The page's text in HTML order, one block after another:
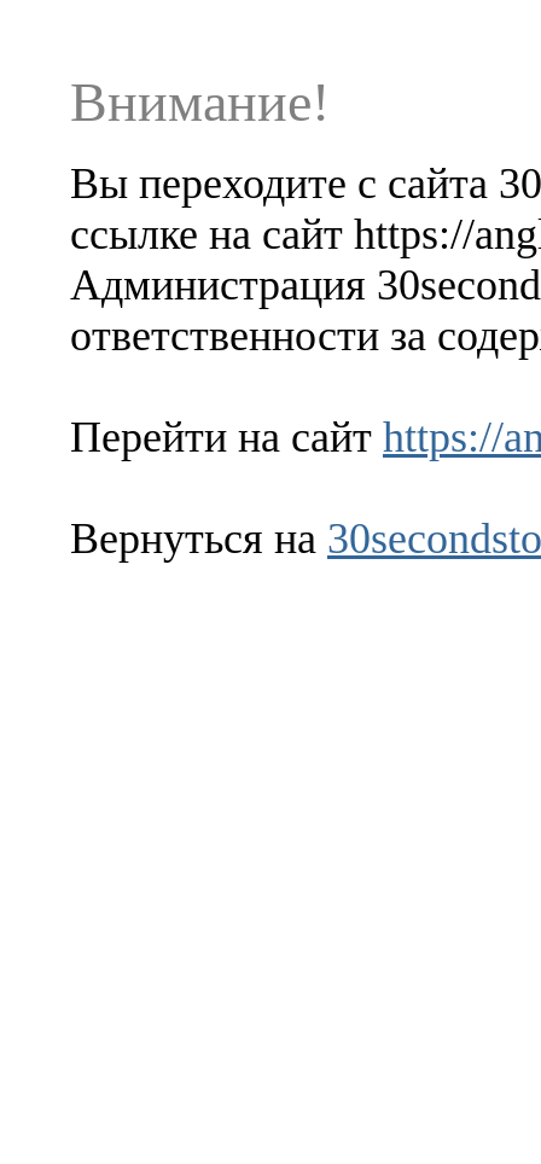
Внимание!
Вы переходите с сайта
ссылке на сайт https://
Администрация
ответственности за
Перейти на сайт https://
Вернуться на